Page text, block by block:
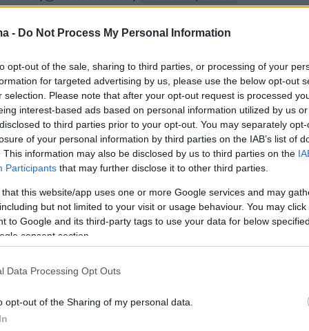
- Do Not Process My Personal Information
opt-out of the sale, sharing to third parties, or processing of your
for targeted advertising by us, please use the below opt-out
selection. Please note that after your opt-out request is processed
interest-based ads based on personal information utilized by us
to third parties prior to your opt-out. You may separately
of your personal information by third parties on the IAB’s list of
This information may also be disclosed by us to third parties on the
Participants that may further disclose it to other third parties.
that this website/app uses one or more Google services and may
but not limited to your visit or usage behaviour. You may
to Google and its third-party tags to use your data for below
consent section.
Data Processing Opt Outs
opt-out of the Sharing of my personal data.
την κοινή τους πορεία στις περιοδείες από
τη φορά θα σατιρίσουν, εκτός από το
τη διασημότητα, τη ρομαντική σχέση του
με τη Μέριλ Στριπ στη σειρά «Only Murders in
καθώς και τον μονόλογο του Στιβ Μάρτιν
αφιέρωμα «SNL50» του Saturday Night
που γνωρίστηκαν και έγιναν φίλοι μετά
τους στην ταινία «The Three Amigos» το
συχνά με ένα πρόγραμμα που
μυστικά που κρατούν τη φιλία μας δυνατή